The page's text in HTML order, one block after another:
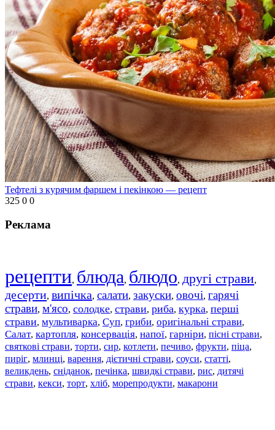
Тефтелі з курячим фаршем і пекінкою — рецепт
325 0 0
Реклама
рецепти, блюда, блюдо, другі страви,
десерти, випічка, салати, закуски, овочі, гарячі
страви, м'ясо, солодке, страви, риба, курка, перші
страви, мультиварка, Суп, гриби, оригінальні страви,
Салат, картопля, консервація, напої, гарніри, пісні страви,
святкові страви, торти, сир, котлети, печиво, фрукти, піца,
пиріг, млинці, варення, дієтичні страви, соуси, статті,
великдень, сніданок, печінка, швидкі страви, рис, дитячі
страви, кекси, торт, хліб, морепродукти, макарони